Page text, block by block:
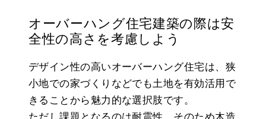
オーバーハング住宅建築の際は安
全性の高さを考慮しよう
デザイン性の高いオーバーハング住宅は、狭
小地での家づくりなどでも土地を有効活用で
きることから魅力的な選択肢です。